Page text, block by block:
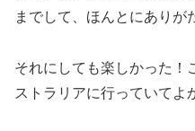
までして、ほんとにありが
それにしても楽しかった！
ストラリアに行っていてよ